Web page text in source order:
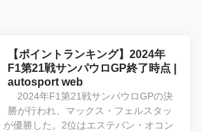
【ポイントランキング】2024年
F1第21戦サンパウロGP終了時点 |
autosport web
2024年F1第21戦サンパウロGPの決
勝が行われ、マックス・フェルスタッ
優勝した。2位はエステバン・オコン